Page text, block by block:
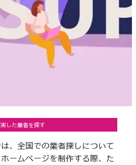
した業者を探す
、全国での業者探しについて
ームページを制作する際、た